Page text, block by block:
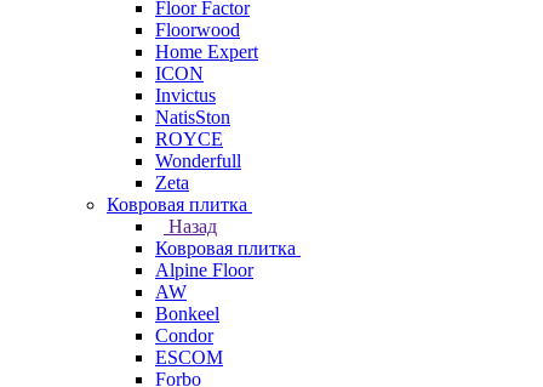
Floor Factor
Floorwood
Home Expert
ICON
Invictus
NatisSton
ROYCE
Wonderfull
Zeta
Ковровая плитка
Назад
Ковровая плитка
Alpine Floor
AW
Bonkeel
Condor
ESCOM
Forbo